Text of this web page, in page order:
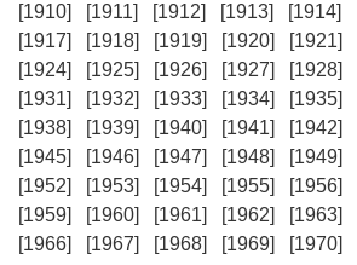
[1910]
[1911] [1912] [1913] [1914]
[1917]
[1918] [1919] [1920] [1921]
[1924]
[1925] [1926] [1927] [1928]
[1931]
[1932] [1933] [1934] [1935]
[1938]
[1939] [1940] [1941] [1942]
[1945]
[1946] [1947] [1948] [1949]
[1952]
[1953] [1954] [1955] [1956]
[1959]
[1960] [1961] [1962] [1963]
[1966]
[1967] [1968] [1969] [1970]